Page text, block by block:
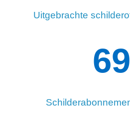
Uitgebrachte
94